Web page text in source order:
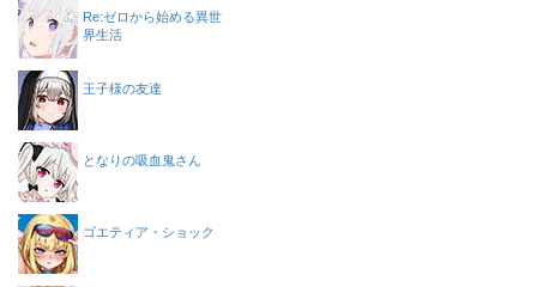
Re:ゼロから始める異世
界生活
王子様の友達
となりの吸血鬼さん
ゴエティア・ショック